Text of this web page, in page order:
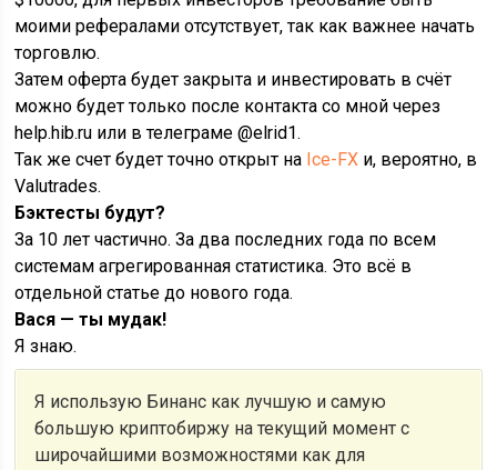
моими рефералами отсутствует, так как важнее начать
торговлю.
Затем оферта будет закрыта и инвестировать в счёт
можно будет только после контакта со мной через
help.hib.ru или в телеграме @elrid1.
Так же счет будет точно открыт на Ice-FX и, вероятно, в
Valutrades.
Бэктесты будут?
За 10 лет частично. За два последних года по всем
системам агрегированная статистика. Это всё в
отдельной статье до нового года.
Вася — ты мудак!
Я знаю.
Я использую Бинанс как лучшую и самую
большую криптобиржу на текущий момент с
широчайшими возможностями как для